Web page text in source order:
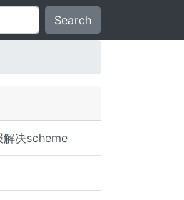
Search
解决scheme